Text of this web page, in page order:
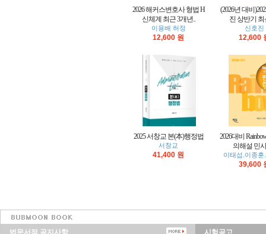
2026 해커스변호사 형법 H
신체계 최근 3개년..
이용배 허정
12,600 원
(2026년 대비
진 상반기 최
신호진
12,600
2025 서창교 본(本)행정법
서창교
41,400 원
2026대비
의해설 민
이태섭.이종훈
39,600
법문서적 공지사항 시험공고